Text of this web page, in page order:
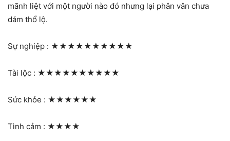
mãnh liệt với một người nào đó nhưng lại phân vân chưa
dám thổ lộ.
Sự nghiệp : ★★★★★★★★★★
Tài lộc : ★★★★★★★★★★
Sức khỏe : ★★★★★★
Tình cảm : ★★★★